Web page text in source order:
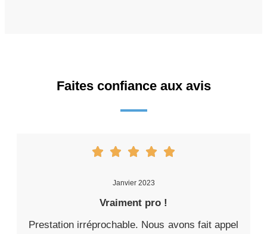
Faites confiance aux avis
Janvier 2023
Vraiment pro !
Prestation irréprochable. Nous avons fait appel